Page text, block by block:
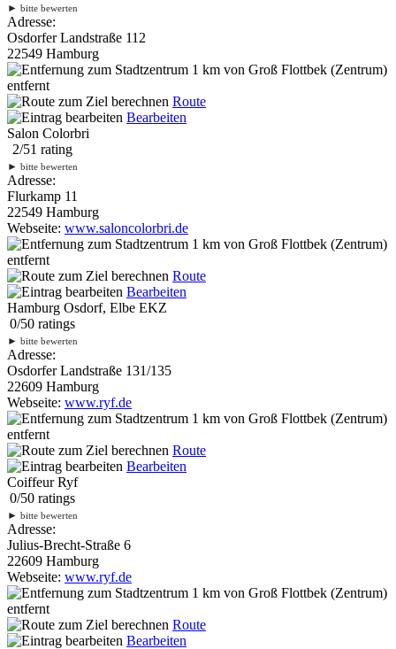
► bitte bewerten
Adresse:
Osdorfer Landstraße 112
22549 Hamburg
1 km von Groß Flottbek (Zentrum)
entfernt
Route
Bearbeiten
Salon Colorbri
2/51 rating
► bitte bewerten
Adresse:
Flurkamp 11
22549 Hamburg
Webseite: www.saloncolorbri.de
1 km von Groß Flottbek (Zentrum)
entfernt
Route
Bearbeiten
Hamburg Osdorf, Elbe EKZ
0/50 ratings
► bitte bewerten
Adresse:
Osdorfer Landstraße 131/135
22609 Hamburg
Webseite: www.ryf.de
1 km von Groß Flottbek (Zentrum)
entfernt
Route
Bearbeiten
Coiffeur Ryf
0/50 ratings
► bitte bewerten
Adresse:
Julius-Brecht-Straße 6
22609 Hamburg
Webseite: www.ryf.de
1 km von Groß Flottbek (Zentrum)
entfernt
Route
Bearbeiten